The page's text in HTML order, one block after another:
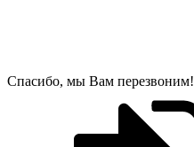
Спасибо, мы Вам перезвоним!